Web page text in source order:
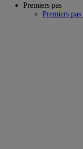
Premiers pas
Premiers